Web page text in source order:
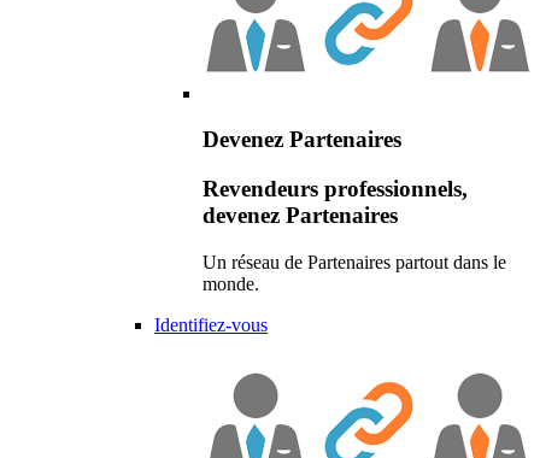
Devenez Partenaires
Revendeurs professionnels,
devenez Partenaires
Un réseau de Partenaires partout dans le
monde.
Identifiez-vous